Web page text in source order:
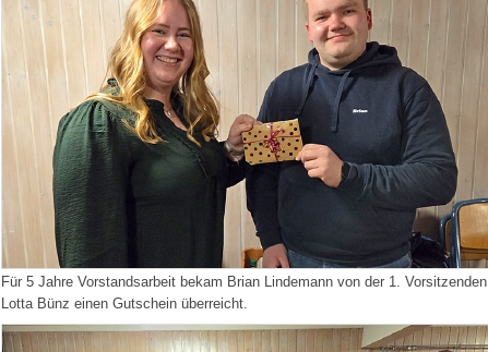
Für 5 Jahre Vorstandsarbeit bekam Brian Lindemann von der 1. Vorsitzenden
Lotta Bünz einen Gutschein überreicht.